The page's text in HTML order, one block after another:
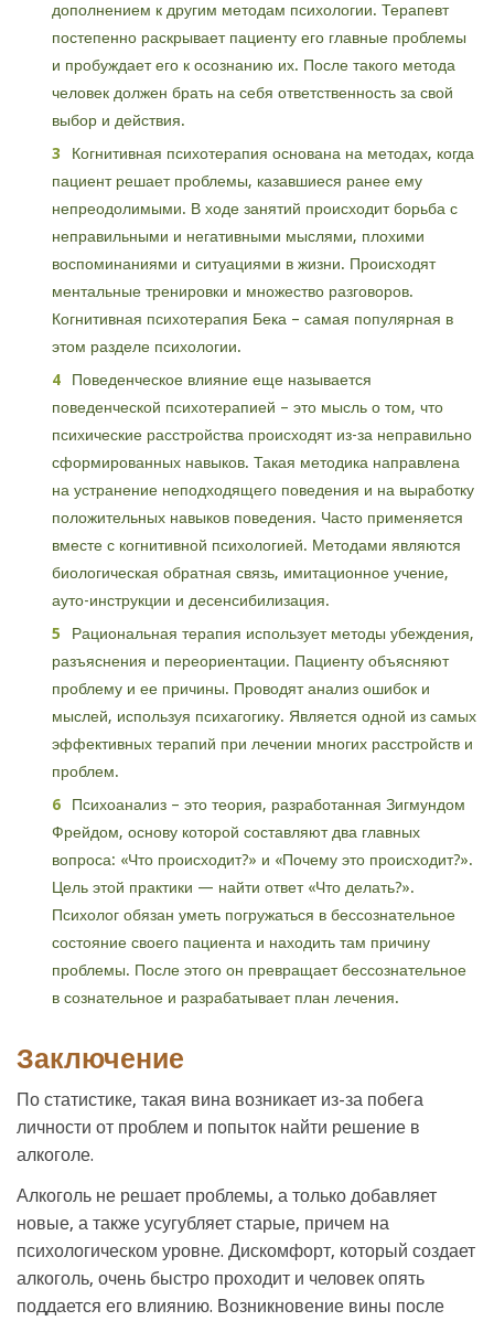
дополнением к другим методам психологии. Терапевт
постепенно раскрывает пациенту его главные проблемы
и пробуждает его к осознанию их. После такого метода
человек должен брать на себя ответственность за свой
выбор и действия.
Когнитивная психотерапия основана на методах, когда
пациент решает проблемы, казавшиеся ранее ему
непреодолимыми. В ходе занятий происходит борьба с
неправильными и негативными мыслями, плохими
воспоминаниями и ситуациями в жизни. Происходят
ментальные тренировки и множество разговоров.
Когнитивная психотерапия Бека – самая популярная в
этом разделе психологии.
Поведенческое влияние еще называется
поведенческой психотерапией – это мысль о том, что
психические расстройства происходят из-за неправильно
сформированных навыков. Такая методика направлена
на устранение неподходящего поведения и на выработку
положительных навыков поведения. Часто применяется
вместе с когнитивной психологией. Методами являются
биологическая обратная связь, имитационное учение,
ауто-инструкции и десенсибилизация.
Рациональная терапия использует методы убеждения,
разъяснения и переориентации. Пациенту объясняют
проблему и ее причины. Проводят анализ ошибок и
мыслей, используя психагогику. Является одной из самых
эффективных терапий при лечении многих расстройств и
проблем.
Психоанализ – это теория, разработанная Зигмундом
Фрейдом, основу которой составляют два главных
вопроса: «Что происходит?» и «Почему это происходит?».
Цель этой практики — найти ответ «Что делать?».
Психолог обязан уметь погружаться в бессознательное
состояние своего пациента и находить там причину
проблемы. После этого он превращает бессознательное
в сознательное и разрабатывает план лечения.
Заключение
По статистике, такая вина возникает из-за побега
личности от проблем и попыток найти решение в
алкоголе.
Алкоголь не решает проблемы, а только добавляет
новые, а также усугубляет старые, причем на
психологическом уровне. Дискомфорт, который создает
алкоголь, очень быстро проходит и человек опять
поддается его влиянию. Возникновение вины после